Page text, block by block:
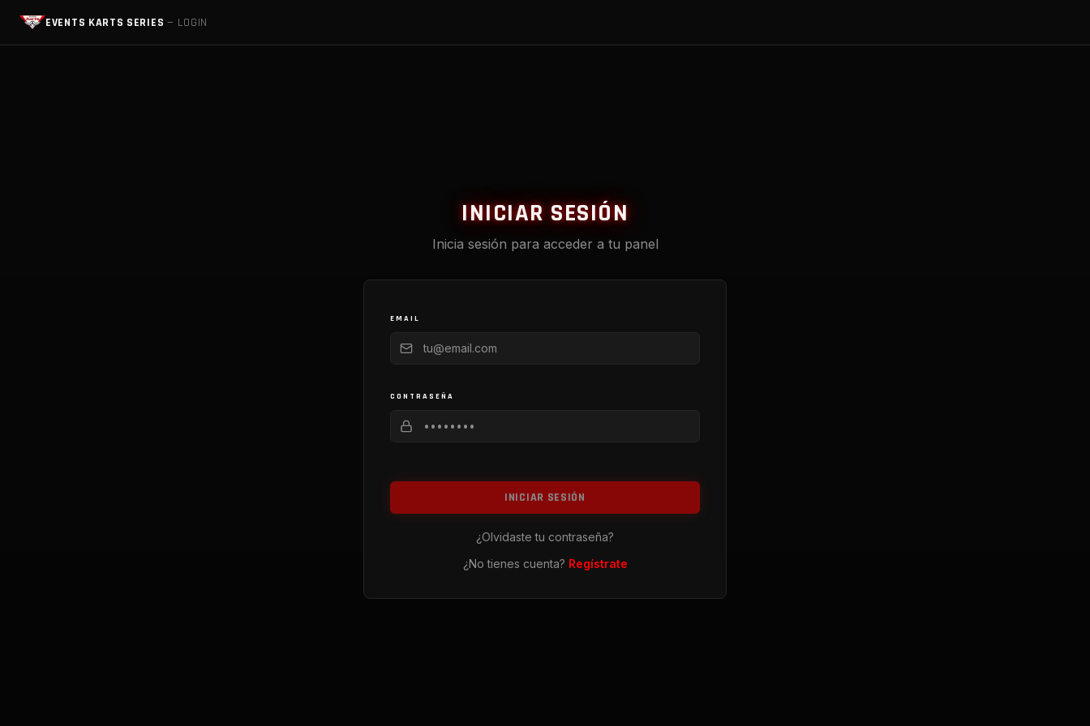
EVENTS KARTS SERIES — LOGIN
INICIAR SESIÓN
Inicia sesión para acceder a tu panel
EMAIL
CONTRASEÑA
INICIAR SESIÓN
¿Olvidaste tu contraseña?
¿No tienes cuenta? Regístrate